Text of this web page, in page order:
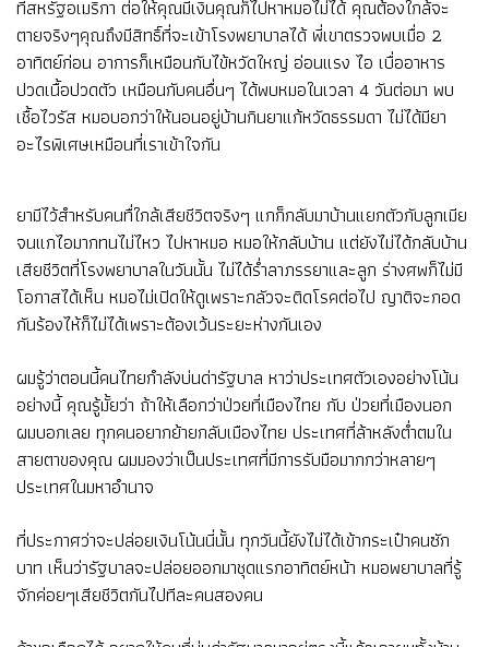
ที่สหรัฐอเมริกา ต่อให้คุณมีเงินคุณก็ไปหาหมอไม่ได้ คุณต้องใกล้จะ
ตายจริงๆคุณถึงมีสิทธิ์ที่จะเข้าโรงพยาบาลได้ พี่เขาตรวจพบเมื่อ 2
อาทิตย์ก่อน อาการก็เหมือนกับไข้หวัดใหญ่ อ่อนแรง ไอ เบื่ออาหาร
ปวดเนื้อปวดตัว เหมือนกับคนอื่นๆ ได้พบหมอในเวลา 4 วันต่อมา พบ
เชื้อไวรัส หมอบอกว่าให้นอนอยู่บ้านกินยาแก้หวัดธรรมดา ไม่ได้มียา
อะไรพิเศษเหมือนที่เราเข้าใจกัน
ยามีไว้สำหรับคนทื่ใกล้เสียชีวิตจริงๆ แกก็กลับมาบ้านแยกตัวกับลูกเมีย
จนแกไอมากทนไม่ไหว ไปหาหมอ หมอให้กลับบ้าน แต่ยังไม่ได้กลับบ้าน
เสียชีวิตที่โรงพยาบาลในวันนั้น ไม่ได้ร่ำลาภรรยาและลูก ร่างศพก็ไม่มี
โอกาสได้เห็น หมอไม่เปิดให้ดูเพราะกลัวจะติดโรคต่อไป ญาติจะกอด
กันร้องไห้ก็ไม่ได้เพราะต้องเว้นระยะห่างกันเอง
ผมรู้ว่าตอนนี้คนไทยกำลังบ่นด่ารัฐบาล หาว่าประเทศตัวเองอย่างโน้น
อย่างนี้ คุณรู้มั้ยว่า ถ้าให้เลือกว่าป่วยที่เมืองไทย กับ ป่วยที่เมืองนอก
ผมบอกเลย ทุกคนอยากย้ายกลับเมืองไทย ประเทศที่ล้าหลังต่ำตมใน
สายตาของคุณ ผมมองว่าเป็นประเทศที่มีการรับมือมากกว่าหลายๆ
ประเทศในมหาอำนาจ
ที่ประกาศว่าจะปล่อยเงินโน้นนี่นั้น ทุกวันนี้ยังไม่ได้เข้ากระเป๋าคนซัก
บาท เห็นว่ารัฐบาลจะปล่อยออกมาชุดแรกอาทิตย์หน้า หมอพยาบาลที่รู้
จักค่อยๆเสียชีวิตกันไปทีละคนสองคน